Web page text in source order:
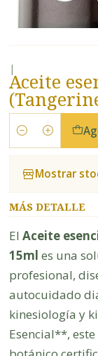
|
Aceite
Cantidad
Mostrar
MÁS DETALLE
El Aceite
15ml es una
profesional,
autocuidado
kinesiología y
Esencial**,